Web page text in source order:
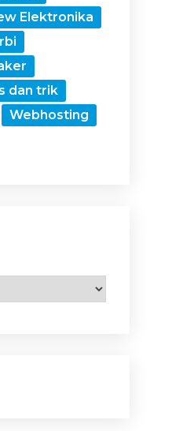
Elektronika
dan trik
Webhosting